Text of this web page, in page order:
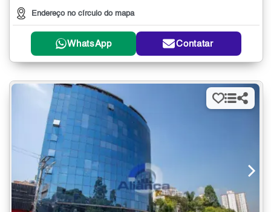
Endereço no círculo do mapa
WhatsApp Contatar